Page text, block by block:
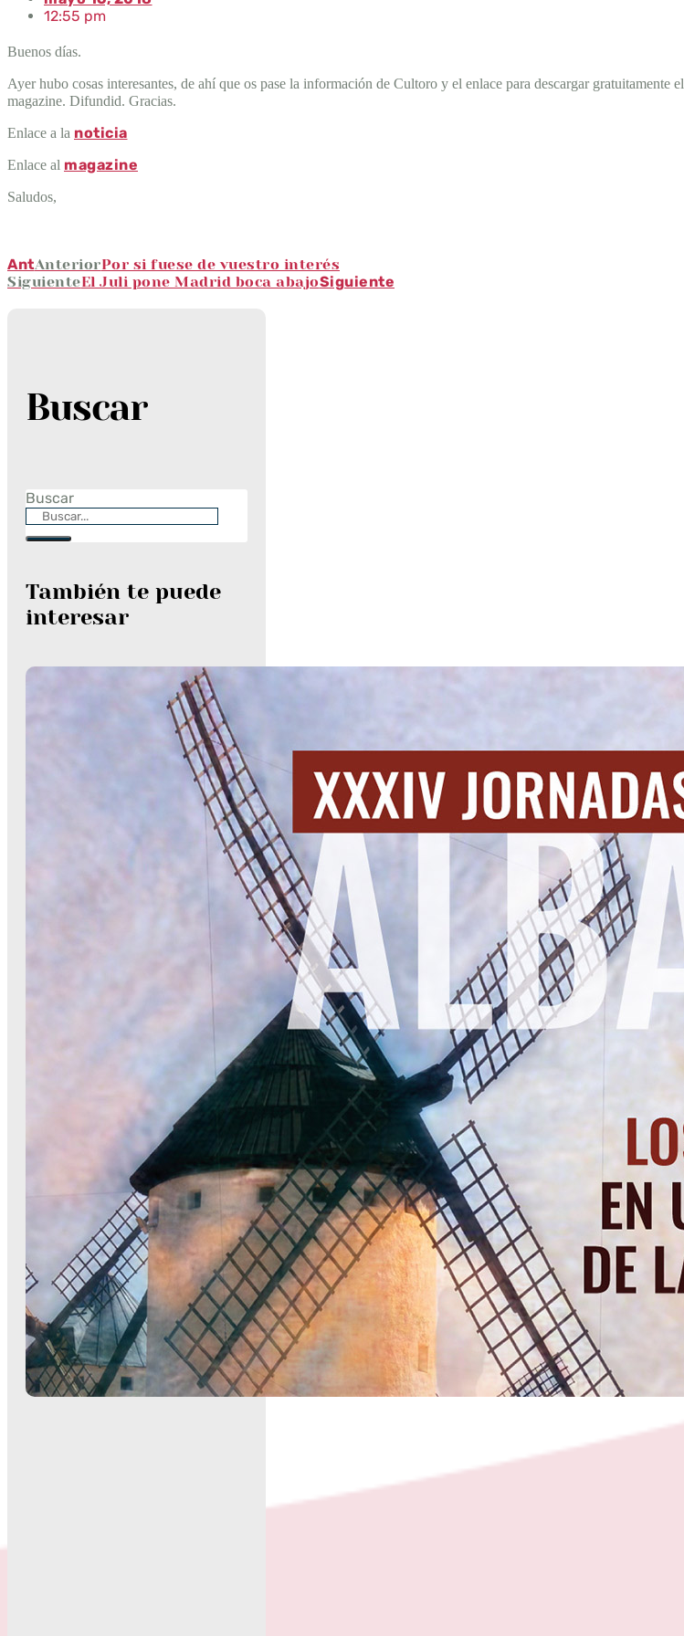
12:55 pm
Buenos días.
Ayer hubo cosas interesantes, de ahí que os pase la información de Cultoro y el enlace para descargar gratuitamente el
magazine. Difundid. Gracias.
Enlace a la noticia
Enlace al magazine
Saludos,
AntAnteriorPor si fuese de vuestro interés
SiguienteEl Juli pone Madrid boca abajoSiguiente
Buscar
Buscar
También te puede
interesar